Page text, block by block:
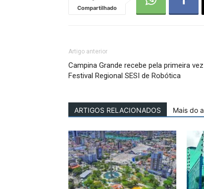
Compartilhado
Artigo anterior
Campina Grande recebe pela primeira
Festival Regional SESI de Robótica
ARTIGOS RELACIONADOS Mais do